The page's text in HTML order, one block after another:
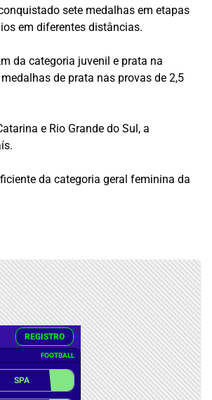
sete medalhas em etapas
em diferentes distâncias.
da categoria juvenil e prata na
de prata nas provas de 2,5
e Rio Grande do Sul, a
da categoria geral feminina da